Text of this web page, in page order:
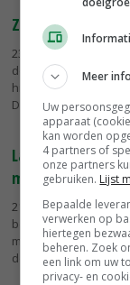
ZLTO informeert
23-08-2024
- De
de weilanden om te
hield ZLTO
Dat...
Landbouw
megazonnepark
21-05-2024- De
bedenkingen over
miljoen panelen op
de...
Meer
Uw
apparaat
kan worden
4 partners of
onze partners
gebruiken. Lijst
Bepaalde
verwerken op
hiertegen
beheren. Zoek
een link om uw
privacy- en